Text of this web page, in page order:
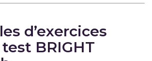
d’exercices
BRIGHT